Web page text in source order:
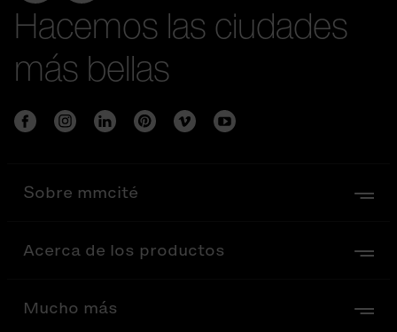
Hacemos las ciudades
más bellas
Sobre mmcité
Acerca de los productos
Mucho más